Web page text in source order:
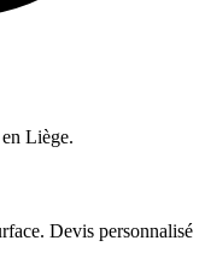
Liège.
Devis personnalisé